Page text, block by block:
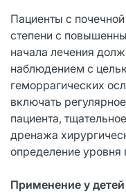
Пациенты с
степени с
начала лечения
наблюдением с
геморрагических
включать
пациента,
дренажа
определение уровня
Применение у детей